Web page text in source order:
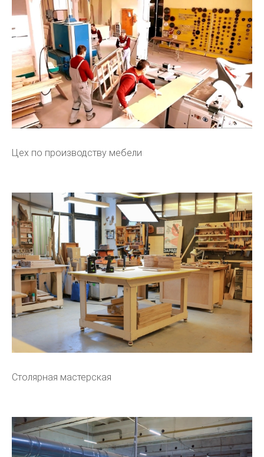
Цех по производству мебели
Столярная мастерская